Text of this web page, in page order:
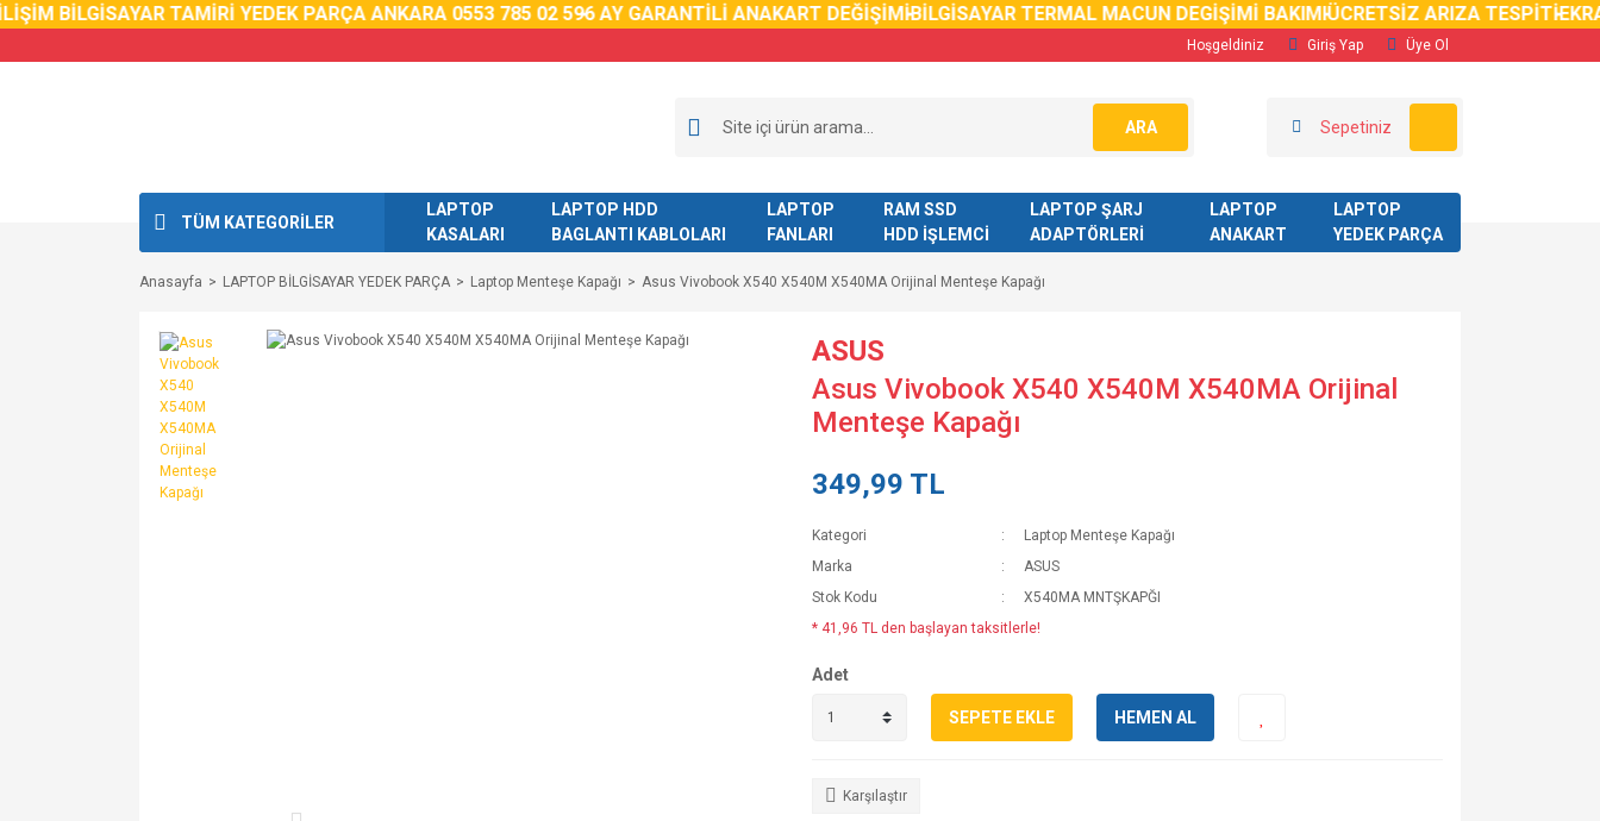
BİLGİSAYAR TAMİRİ YEDEK PARÇA ANKARA 0553 785 02 596 AY GARANTİLİ ANAKART DEĞİŞİMİBİLGİSAYAR TERMAL MACUN DEGİŞİMİ BAKIMIÜCRETSİZ ARIZA TESPİTİEKRAN
Hoşgeldiniz Giriş Yap Üye Ol
ARA Sepetiniz
TÜM KATEGORİLER
LAPTOP
KASALARI
LAPTOP HDD
BAGLANTI KABLOLARI
LAPTOP
FANLARI
RAM SSD
HDD İŞLEMCİ
LAPTOP ŞARJ
ADAPTÖRLERİ
LAPTOP
ANAKART
LAPTOP
YEDEK PARÇA
Anasayfa LAPTOP BİLGİSAYAR YEDEK PARÇA Laptop Menteşe Kapağı Asus Vivobook X540 X540M X540MA Orijinal Menteşe Kapağı
ASUS
Asus Vivobook X540 X540M X540MA Orijinal
Menteşe Kapağı
349,99 TL
Kategori
Laptop Menteşe Kapağı
Marka
ASUS
Stok Kodu
X540MA MNTŞKAPĞI
* 41,96 TL den başlayan taksitlerle!
Adet
SEPETE EKLE HEMEN AL
Karşılaştır